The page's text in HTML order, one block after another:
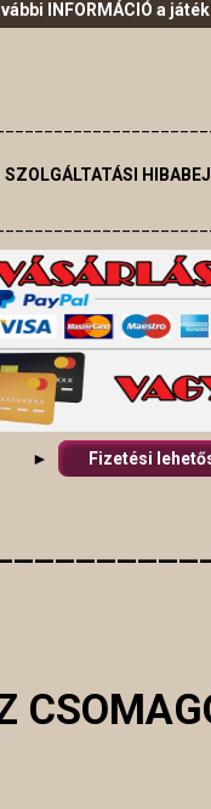
INFORMÁCIÓ a
SZOLGÁLTATÁSI
► Fizetési